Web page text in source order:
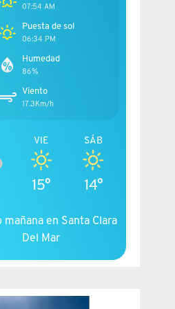
07:54 AM
Puesta de sol
06:34 PM
Humedad
86%
Viento
17.3Km/h
VIE
15°
SÁB
14°
mañana en Santa Clara
Del Mar